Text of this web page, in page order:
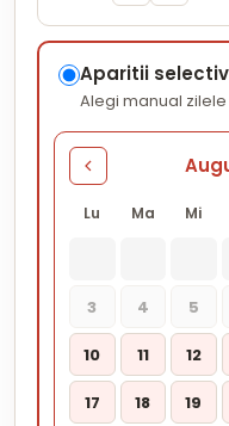
Aparitii
Alegi manual
Lu Ma Mi
3 4 5
10 11 12
17 18 19